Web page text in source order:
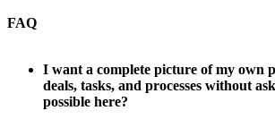
FAQ
I want a complete picture of my own
deals, tasks, and processes without
possible here?